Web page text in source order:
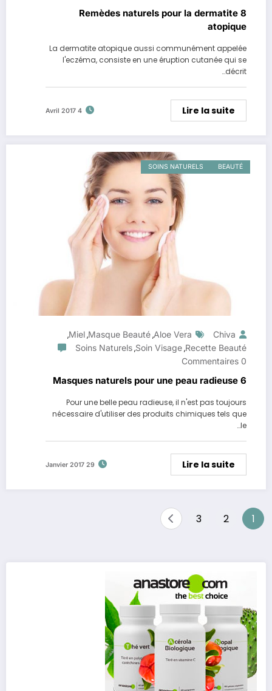
8 Remèdes naturels pour la dermatite
atopique
La dermatite atopique aussi communément appelée
l'eczéma, consiste en une éruption cutanée qui se
décrit…
Lire la suite
4 Avril 2017
BEAUTÉ
SOINS NATURELS
Chiva
Aloe Vera
,
Masque Beauté
,
Miel
,
Recette Beauté
,
Soin Visage
,
Soins Naturels
0 Commentaires
6 Masques naturels pour une peau radieuse
Pour une belle peau radieuse, il n'est pas toujours
nécessaire d'utiliser des produits chimiques tels que
le…
Lire la suite
29 Janvier 2017
Pagination
1
2
3